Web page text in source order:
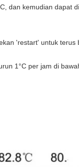
dan kemudian dapat
'restart' untuk terus
1°C per jam di